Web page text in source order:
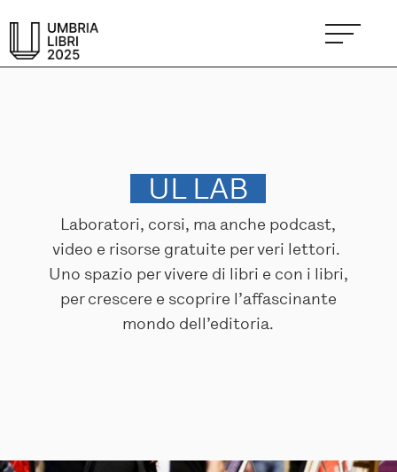
UL LAB
Laboratori, corsi, ma anche podcast,
video e risorse gratuite per veri lettori.
Uno spazio per vivere di libri e con i libri,
per crescere e scoprire l’affascinante
mondo dell’editoria.